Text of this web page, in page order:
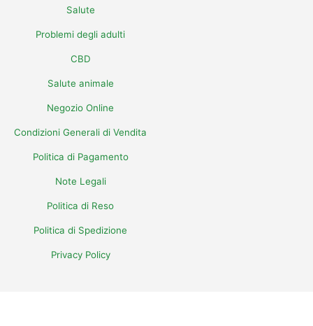
Salute
Problemi degli adulti
CBD
Salute animale
Negozio Online
Condizioni Generali di Vendita
Politica di Pagamento
Note Legali
Politica di Reso
Politica di Spedizione
Privacy Policy